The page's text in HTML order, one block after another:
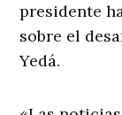
presidente
sobre el
Yedá.